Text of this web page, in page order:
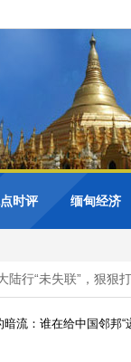
时评 缅甸经济
行“未失联”，狠狠打
流：谁在给中国邻邦“